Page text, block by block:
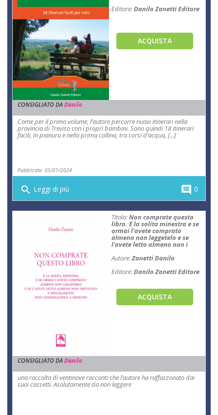
Editore:Danilo Zanetti Editore
ACQUISTA
CONSIGLIATO DADanilo
Come per il primo volume, l’autore percorre nuovi itinerari nella
provincia di Treviso con i propri bambini. Sono quindi 18 itinerari
facili, in pianura e nella prima collina, tra corsi d’acqua, [...]
Pubblicato: 05/01/2024
search Leggi di più comment 0
Titolo:Non comprate questo
libro. È la solita minestra e se
ormai l'avete comprato
almeno non leggetelo e se
l'avete letto almeno non i
Autore:Zanetti Danilo
Editore:Danilo Zanetti Editore
ACQUISTA
CONSIGLIATO DADanilo
una raccolta di ventinove racconti che l’autore ha raffazzonato dai
suoi cassetti. Asolutamente da non leggere